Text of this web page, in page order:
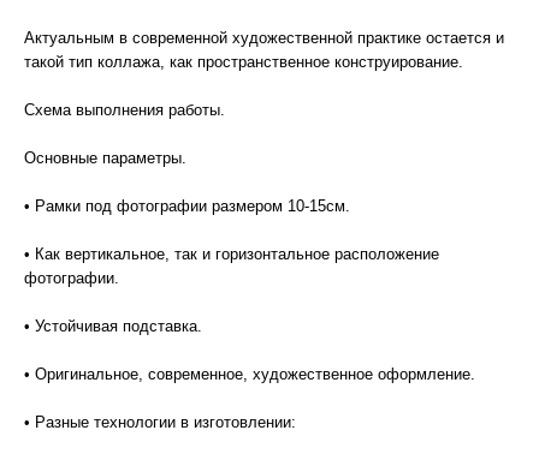
Актуальным в современной художественной практике остается и
такой тип коллажа, как пространственное конструирование.
Схема выполнения работы.
Основные параметры.
• Рамки под фотографии размером 10-15см.
• Как вертикальное, так и горизонтальное расположение
фотографии.
• Устойчивая подставка.
• Оригинальное, современное, художественное оформление.
• Разные технологии в изготовлении: